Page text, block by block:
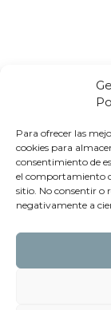
Para ofrecer las
cookies para
consentimiento de
el comportamiento
sitio. No consentir o
negativamente a